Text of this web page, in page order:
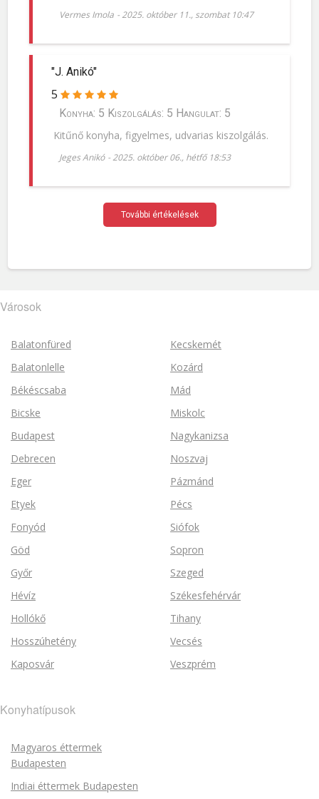
Vermes Imola -2025. október 11., szombat 10:47
"J. Anikó"
5
Konyha: 5 Kiszolgálás: 5 Hangulat: 5
Kitűnő konyha, figyelmes, udvarias kiszolgálás.
Jeges Anikó -2025. október 06., hétfő 18:53
További értékelések
Városok
Balatonfüred
Balatonlelle
Békéscsaba
Bicske
Budapest
Debrecen
Eger
Etyek
Fonyód
Göd
Győr
Hévíz
Hollókő
Hosszúhetény
Kaposvár
Kecskemét
Kozárd
Mád
Miskolc
Nagykanizsa
Noszvaj
Pázmánd
Pécs
Siófok
Sopron
Szeged
Székesfehérvár
Tihany
Vecsés
Veszprém
Konyhatípusok
Magyaros éttermek
Budapesten
Indiai éttermek Budapesten